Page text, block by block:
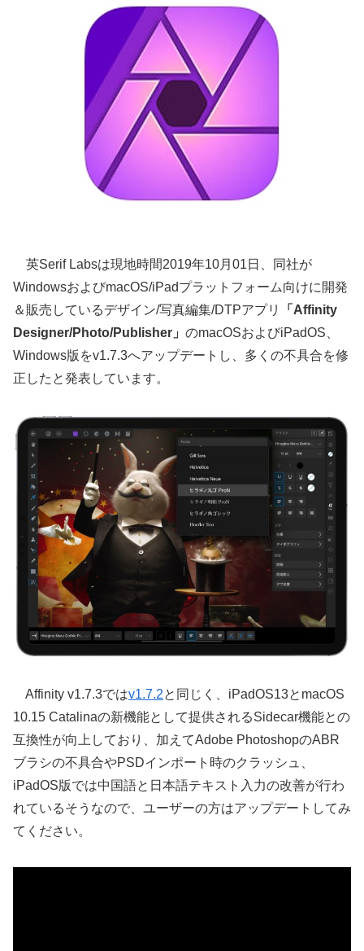
英Serif Labsは現地時間2019年10月01日、同社が
WindowsおよびmacOS/iPadプラットフォーム向けに開発
＆販売しているデザイン/写真編集/DTPアプリ
「Affinity
Designer/Photo/Publisher」 のmacOSおよびiPadOS、
Windows版をv1.7.3へアップデートし、多くの不具合を修
正したと発表しています。
Affinity v1.7.3ではv1.7.2と同じく、iPadOS13とmacOS
10.15 Catalinaの新機能として提供されるSidecar機能との
互換性が向上しており、加えてAdobe PhotoshopのABR
ブラシの不具合やPSDインポート時のクラッシュ、
iPadOS版では中国語と日本語テキスト入力の改善が行わ
れているそうなので、ユーザーの方はアップデートしてみ
てください。